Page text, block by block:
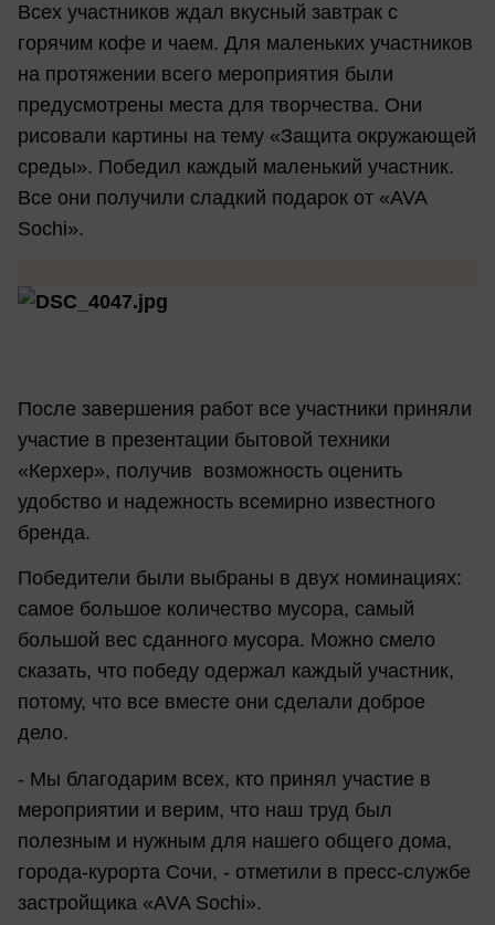
Всех участников ждал вкусный завтрак с
горячим кофе и чаем. Для маленьких участников
на протяжении всего мероприятия были
предусмотрены места для творчества. Они
рисовали картины на тему «Защита окружающей
среды». Победил каждый маленький участник.
Все они получили сладкий подарок от «AVA
Sochi».
После завершения работ все участники приняли
участие в презентации бытовой техники
«Керхер», получив возможность оценить
удобство и надежность всемирно известного
бренда.
Победители были выбраны в двух номинациях:
самое большое количество мусора, самый
большой вес сданного мусора. Можно смело
сказать, что победу одержал каждый участник,
потому, что все вместе они сделали доброе
дело.
- Мы благодарим всех, кто принял участие в
мероприятии и верим, что наш труд был
полезным и нужным для нашего общего дома,
города-курорта Сочи, - отметили в пресс-службе
застройщика «AVA Sochi».